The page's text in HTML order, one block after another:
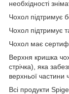
необхідності
Чохол підтримує
Чохол підтримує
Чохол має
Верхня кришка
стрічка), яка
верхньої частини
Всі продукти